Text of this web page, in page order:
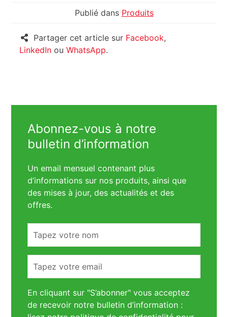
Publié dans Produits
Partager cet article sur Facebook,
LinkedIn ouWhatsApp.
Abonnez-vous à notre
bulletin d’information
Un email mensuel contenant plus
d’informations sur nos produits, ainsi que
des mises à jour, des actualités et des
offres.
votre
nom
votre
En cliquant sur "S’abonner" vous acceptez
de recevoir notre bulletin d’information :